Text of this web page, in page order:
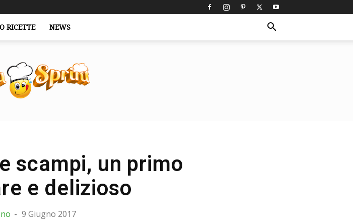
RICETTE NEWS
scampi, un primo
e delizioso
- 9 Giugno 2017